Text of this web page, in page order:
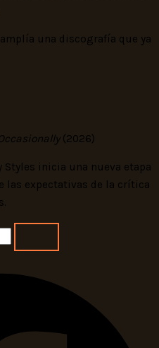
una discografía que ya
(2026)
inicia una nueva etapa
las expectativas de la crítica